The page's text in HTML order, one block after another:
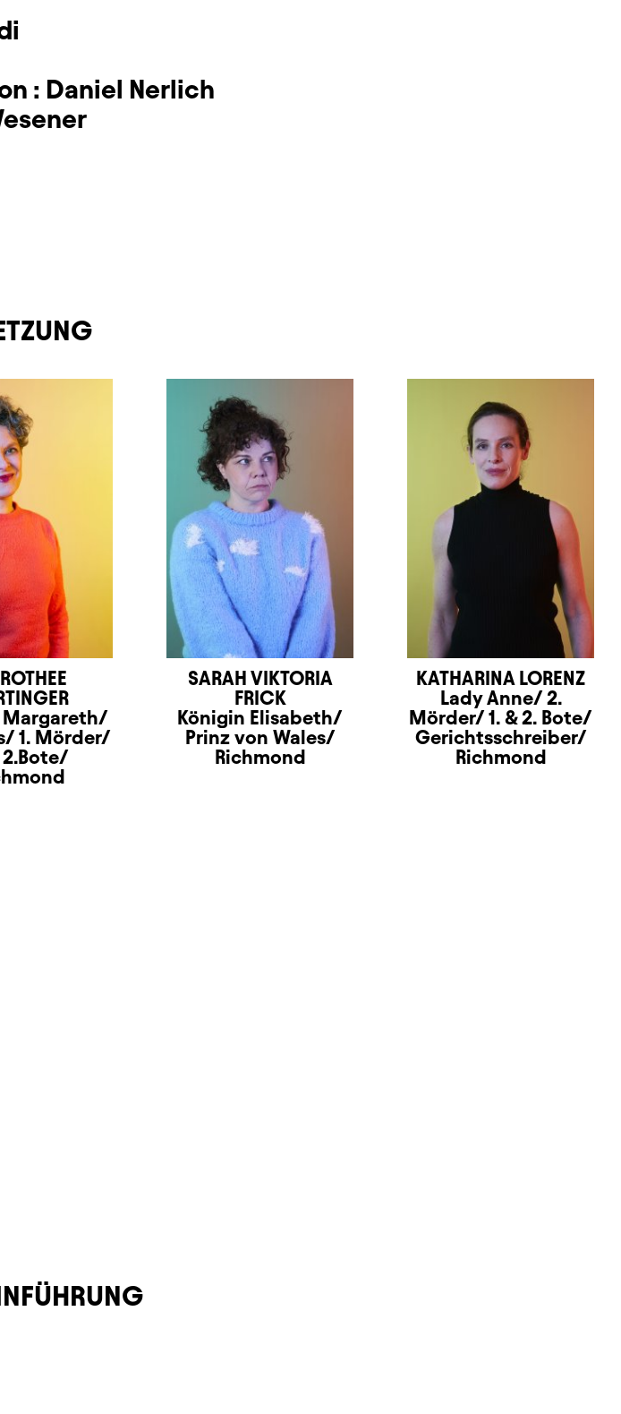
: Daniel Nerlich
Margareth/
1. Mörder/
2.Bote/
SARAH VIKTORIA
FRICK
Königin Elisabeth/
Prinz von Wales/
Richmond
KATHARINA LORENZ
Lady Anne/ 2.
Mörder/ 1. & 2. Bote/
Gerichtsschreiber/
Richmond